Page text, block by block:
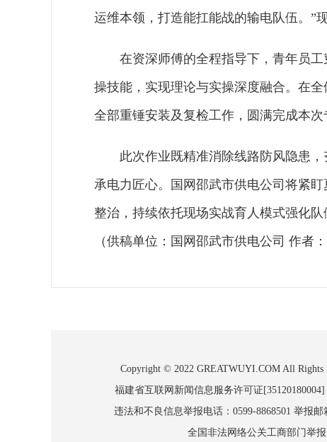
运维本领，打造能扛能战的输电队伍。”
在资深师傅的全程指导下，青年员
操技能，实现理论与实操深度融合。在
全部重锤安装及复检工作，圆满完成本次
此次作业既精准消除线路防风隐患
承电力匠心。国网邵武市供电公司将紧
整治，持续依托现场实战育人模式强化
（供稿单位：国网邵武市供电公司 作者
Copyright © 2022 GREATWUYI.COM All
福建省互联网新闻信息服务许可证
违法和不良信息举报电话：0599-8868501 举报
全国非法网络公关工商部门举报